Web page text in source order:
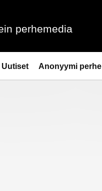
perhemedia
Uutiset Anonyymi perhe